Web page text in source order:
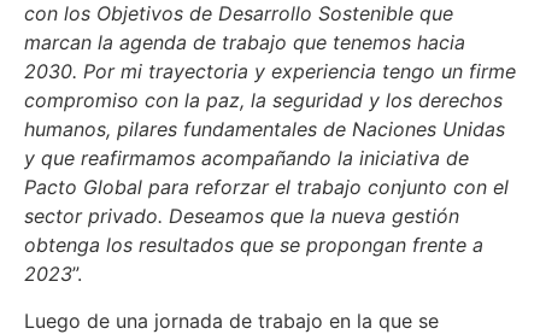
con los Objetivos de Desarrollo Sostenible que
marcan la agenda de trabajo que tenemos hacia
2030. Por mi trayectoria y experiencia tengo un firme
compromiso con la paz, la seguridad y los derechos
humanos, pilares fundamentales de Naciones Unidas
y que reafirmamos acompañando la iniciativa de
Pacto Global para reforzar el trabajo conjunto con el
sector privado. Deseamos que la nueva gestión
obtenga los resultados que se propongan frente a
2023”.
Luego de una jornada de trabajo en la que se